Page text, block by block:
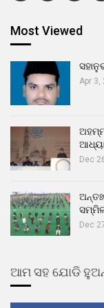
Most Viewed
Apr 3,
Dec
Dec
ଆମ ସହ ଯୋଡି